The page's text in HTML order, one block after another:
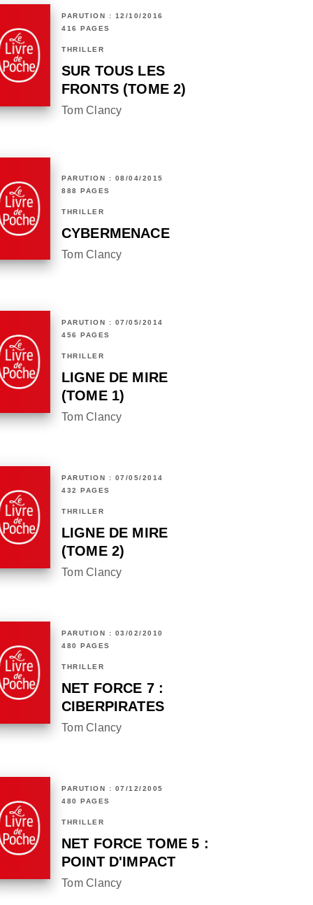
PARUTION : 12/10/2016
416 PAGES
THRILLER
SUR TOUS LES
FRONTS (TOME 2)
Tom Clancy
PARUTION : 08/04/2015
888 PAGES
THRILLER
CYBERMENACE
Tom Clancy
PARUTION : 07/05/2014
456 PAGES
THRILLER
LIGNE DE MIRE
(TOME 1)
Tom Clancy
PARUTION : 07/05/2014
432 PAGES
THRILLER
LIGNE DE MIRE
(TOME 2)
Tom Clancy
PARUTION : 03/02/2010
480 PAGES
THRILLER
NET FORCE 7 :
CIBERPIRATES
Tom Clancy
PARUTION : 07/12/2005
480 PAGES
THRILLER
NET FORCE TOME 5 :
POINT D'IMPACT
Tom Clancy